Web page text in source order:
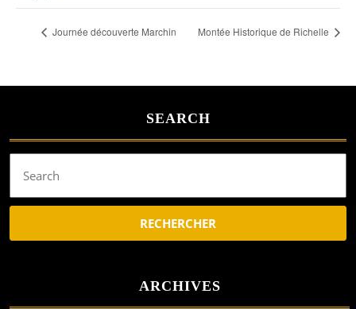
Journée découverte Marchin Montée Historique de Richelle
SEARCH
for:
ARCHIVES